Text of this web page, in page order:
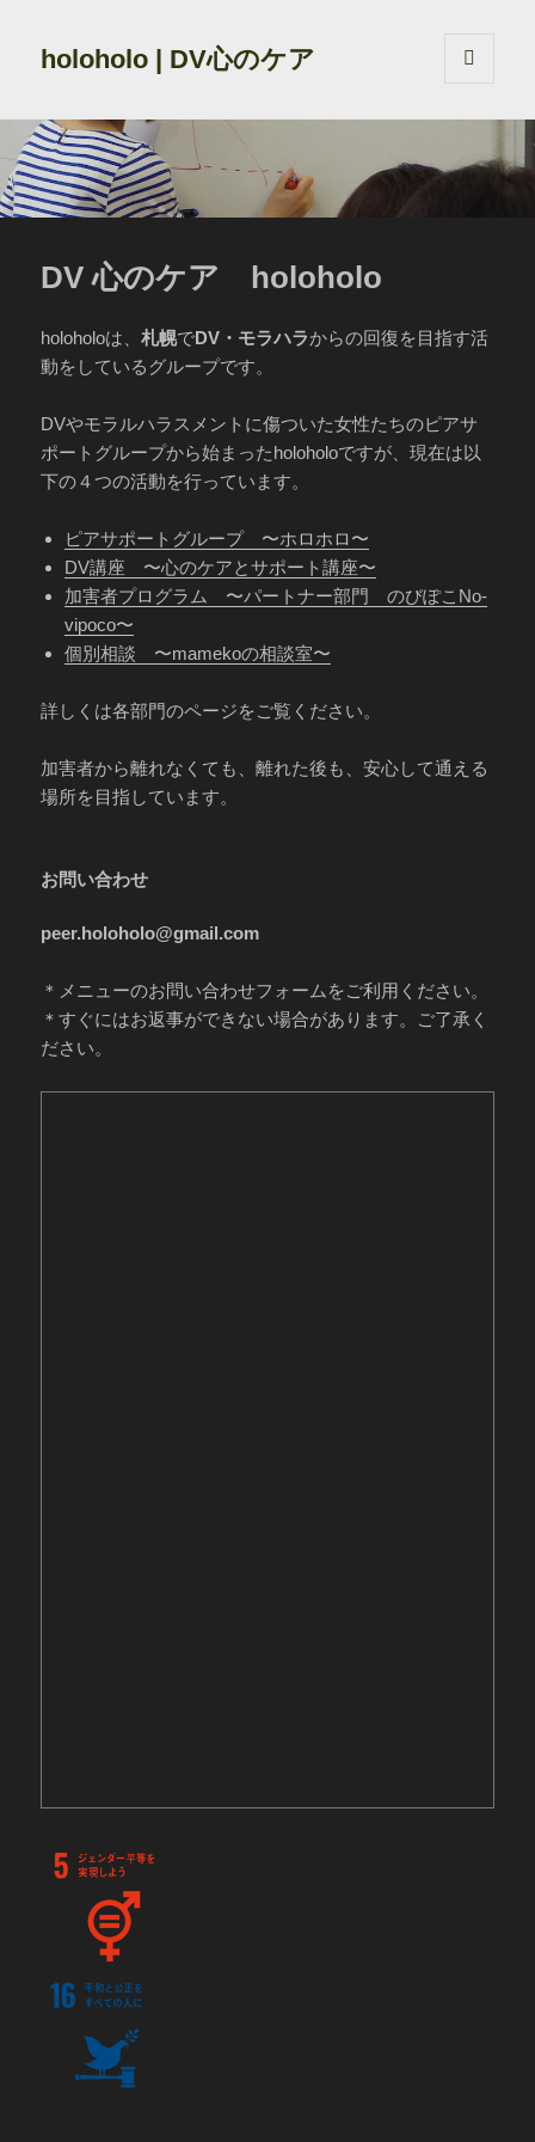
holoholo | DV心のケア
ーとウ
ット
DV 心のケア holoholo
holoholoは、札幌でDV・モラハラからの回復を目指す活
動をしているグループです。
DVやモラルハラスメントに傷ついた女性たちのピアサ
ポートグループから始まったholoholoですが、現在は以
下の４つの活動を行っています。
ピアサポートグループ 〜ホロホロ〜
DV講座 〜心のケアとサポート講座〜
加害者プログラム 〜パートナー部門 のびぽこNo-
vipoco〜
個別相談 〜mamekoの相談室〜
詳しくは各部門のページをご覧ください。
加害者から離れなくても、離れた後も、安心して通える
場所を目指しています。
お問い合わせ
peer.holoholo@gmail.com
＊メニューのお問い合わせフォームをご利用ください。
＊すぐにはお返事ができない場合があります。ご了承く
ださい。